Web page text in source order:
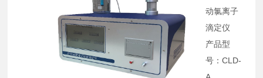
动氯离子
滴定仪
产品型
号：CLD-